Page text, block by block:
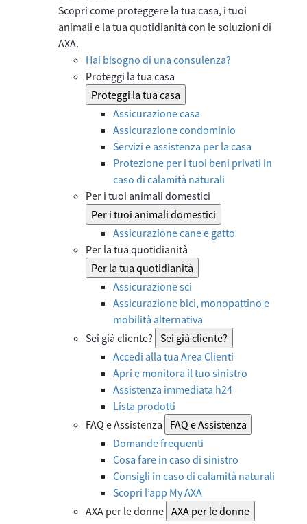
Scopri come proteggere la tua casa, i tuoi
animali e la tua quotidianità con le soluzioni di
AXA.
Hai bisogno di una consulenza?
Proteggi la tua casa
Proteggi la tua casa
Assicurazione casa
Assicurazione condominio
Servizi e assistenza per la casa
Protezione per i tuoi beni privati in
caso di calamità naturali
Per i tuoi animali domestici
Per i tuoi animali domestici
Assicurazione cane e gatto
Per la tua quotidianità
Per la tua quotidianità
Assicurazione sci
Assicurazione bici, monopattino e
mobilità alternativa
Sei già cliente? Sei già cliente?
Accedi alla tua Area Clienti
Apri e monitora il tuo sinistro
Assistenza immediata h24
Lista prodotti
FAQ e Assistenza
FAQ e Assistenza
Domande frequenti
Cosa fare in caso di sinistro
Consigli in caso di calamità naturali
Scopri l’app My AXA
AXA per le donne AXA per le donne